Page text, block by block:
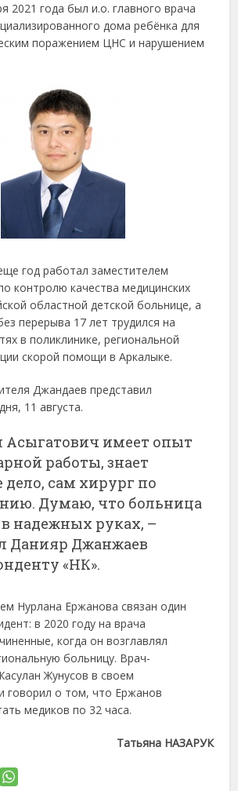
2021 года был и.о. главного врача
дома ребёнка для
поражением ЦНС и нарушением
год работал заместителем
контролю качества медицинских
областной детской больнице, а
перерыва 17 лет трудился на
в поликлинике, региональной
скорой помощи в Аркалыке.
Джандаев представил
11 августа.
Асыгатович имеет опыт
работы, знает
дело, сам хирург по
Думаю, что больница
в надежных руках, –
Данияр Джанжаев
«НК».
Нурлана Ержанова связан один
в 2020 году на врача
когда он возглавлял
больницу. Врач-
Жунусов в своем
говорил о том, что Ержанов
медиков по 32 часа.
Татьяна НАЗАРУК